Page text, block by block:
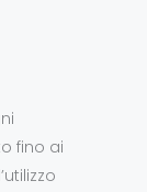
fino ai